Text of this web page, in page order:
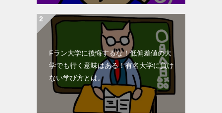
Fラン大学に後悔するな！低偏差値の大
学でも行く意味はある！有名大学に負け
ない学び方とは。